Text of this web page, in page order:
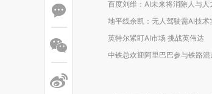
百度刘维：AI未来将消除人与人
地平线余凯：无人驾驶需AI技术
英特尔紧盯AI市场 挑战英伟达
中铁总欢迎阿里巴巴参与铁路混